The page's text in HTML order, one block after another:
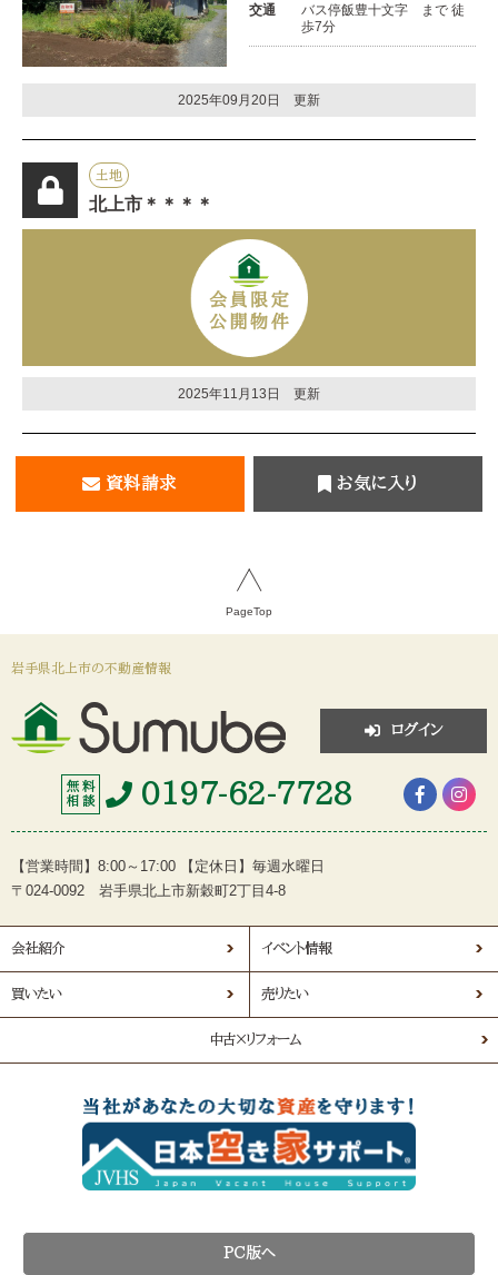
交通
バス停飯豊十文字 まで 徒
歩7分
2025年09月20日 更新
土地
北上市＊＊＊＊
2025年11月13日 更新
資料請求 お気に入り
PageTop
岩手県北上市の不動産情報
ログイン
無 料
相 談
0197-62-7728
【営業時間】8:00～17:00 【定休日】毎週水曜日
〒024-0092 岩手県北上市新穀町2丁目4-8
会社紹介 イベント情報
買いたい 売りたい
中古×リフォーム
PC版へ